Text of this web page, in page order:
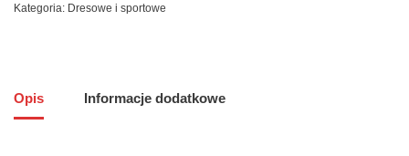
Kategoria: Dresowe i sportowe
Opis Informacje dodatkowe